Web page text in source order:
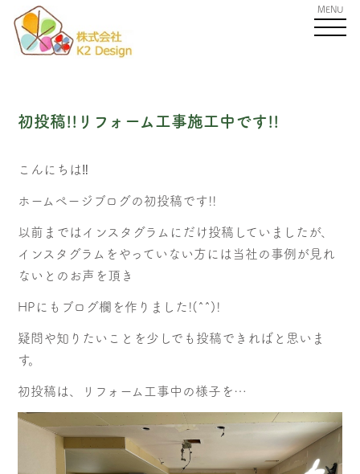
MENU
初投稿!!リフォーム工事施工中です!!
こんにちは‼
ホームページブログの初投稿です!!
以前まではインスタグラムにだけ投稿していましたが、
インスタグラムをやっていない方には当社の事例が見れ
ないとのお声を頂き
HPにもブログ欄を作りました!(^^)!
疑問や知りたいことを少しでも投稿できればと思いま
す。
初投稿は、リフォーム工事中の様子を…